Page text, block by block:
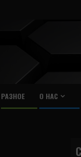
РАЗНОЕ О НАС